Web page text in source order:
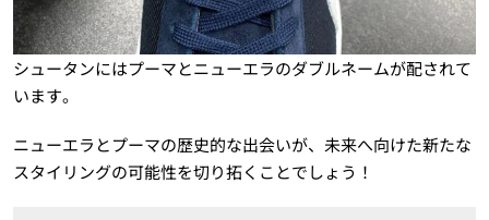
シュータンにはプーマとニューエラのダブルネームが配されて
います。
ニューエラとプーマの歴史的な出会いが、未来へ向けた新たな
スタイリングの可能性を切り拓くことでしょう！